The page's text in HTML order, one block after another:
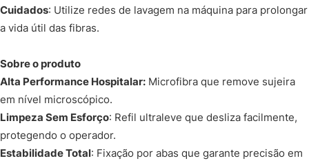
Cuidados: Utilize redes de lavagem na máquina para prolongar
a vida útil das fibras.
Sobre o produto
Alta Performance Hospitalar: Microfibra que remove sujeira
em nível microscópico.
Limpeza Sem Esforço: Refil ultraleve que desliza facilmente,
protegendo o operador.
Estabilidade Total: Fixação por abas que garante precisão em